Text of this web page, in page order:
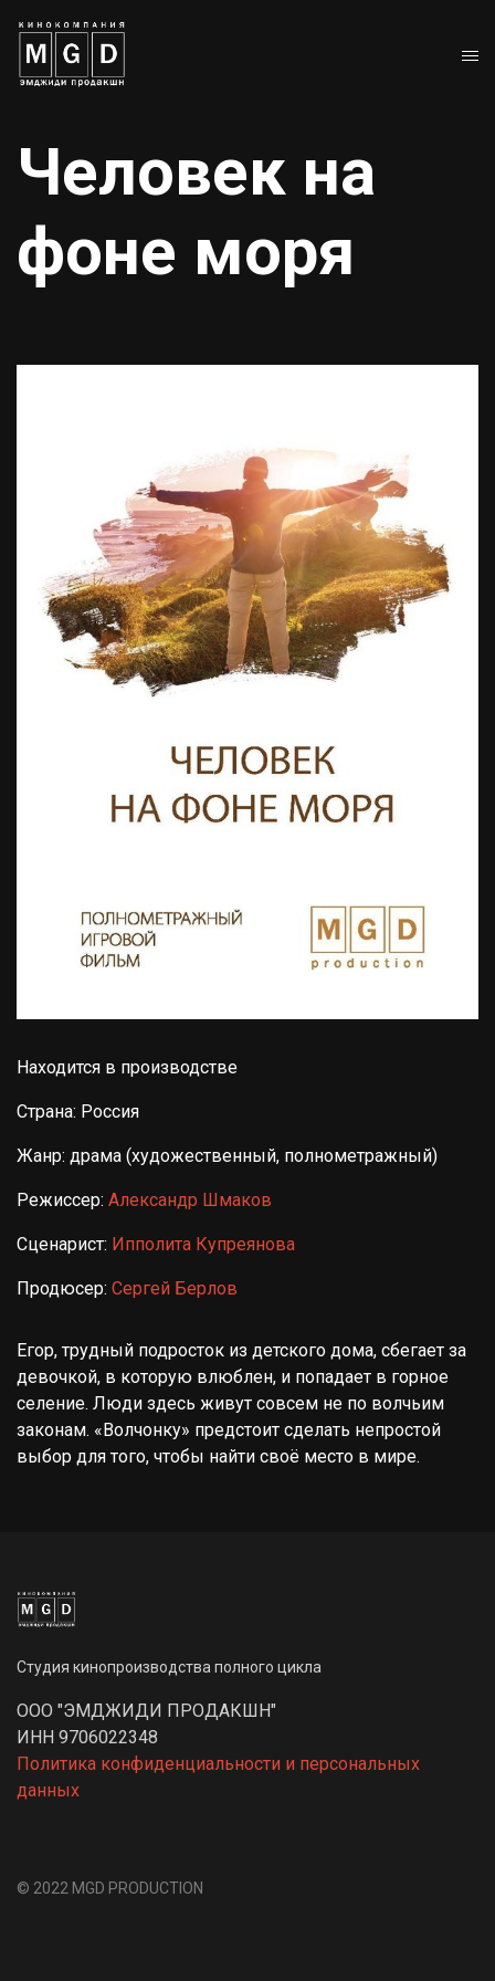
Человек на
фоне моря
Находится в производстве
Страна: Россия
Жанр: драма (художественный, полнометражный)
Режиссер: Александр Шмаков
Сценарист: Ипполита Купреянова
Продюсер: Сергей Берлов
Егор, трудный подросток из детского дома, сбегает за
девочкой, в которую влюблен, и попадает в горное
селение. Люди здесь живут совсем не по волчьим
законам. «Волчонку» предстоит сделать непростой
выбор для того, чтобы найти своё место в мире.
Студия кинопроизводства полного цикла
ООО "ЭМДЖИДИ ПРОДАКШН"
ИНН 9706022348
Политика конфиденциальности и персональных
данных
© 2022 MGD PRODUCTION